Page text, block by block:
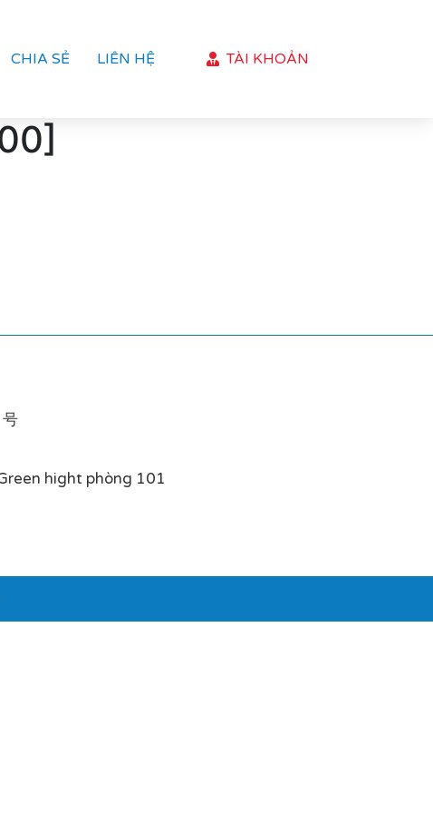
CHIA SẺ LIÊN HỆ TÀI KHOẢN
hight phòng 101